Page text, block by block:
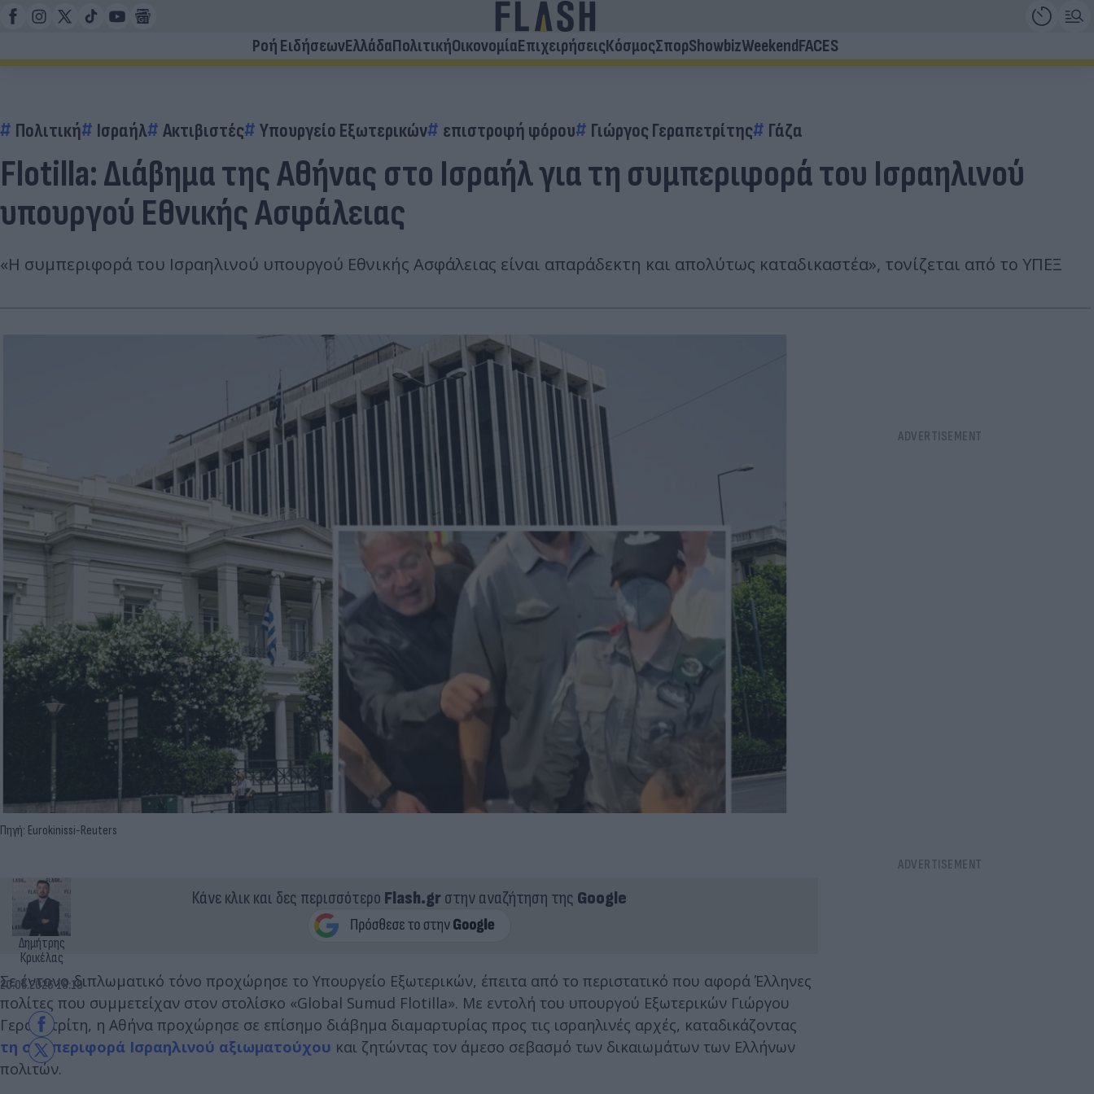
Ροή ΕιδήσεωνΕλλάδαΠολιτικήΟικονομίαΕπιχειρήσειςΚόσμοςΣπορShowbizWeekendFACES
Πολιτική Ισραήλ Ακτιβιστές Υπουργείο Εξωτερικών επιστροφή φόρου Γιώργος Γεραπετρίτης Γάζα
Flotilla: Διάβημα της Αθήνας στο Ισραήλ για τη συμπεριφορά του Ισραηλινού
υπουργού Εθνικής Ασφάλειας
«Η συμπεριφορά του Ισραηλινού υπουργού Εθνικής Ασφάλειας είναι απαράδεκτη και απολύτως καταδικαστέα», τονίζεται από το ΥΠΕΞ
Πηγή: Eurokinissi-Reuters
Δημήτρης
Κρικέλας
20.05.2026 18:19
Κάνε κλικ και δες περισσότερο Flash.grστην αναζήτηση της Google
Σε έντονο διπλωματικό τόνο προχώρησε το Υπουργείο Εξωτερικών, έπειτα από το περιστατικό που αφορά Έλληνες
πολίτες που συμμετείχαν στον στολίσκο «Global Sumud Flotilla». Με εντολή του υπουργού Εξωτερικών Γιώργου
Γεραπετρίτη, η Αθήνα προχώρησε σε επίσημο διάβημα διαμαρτυρίας προς τις ισραηλινές αρχές, καταδικάζοντας
τη συμπεριφορά Ισραηλινού αξιωματούχου και ζητώντας τον άμεσο σεβασμό των δικαιωμάτων των Ελλήνων
πολιτών.